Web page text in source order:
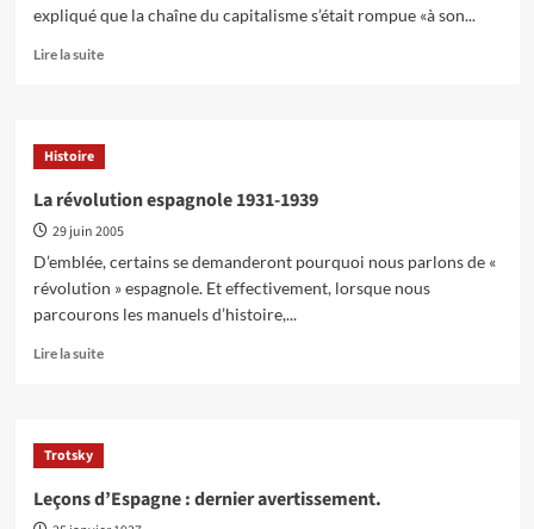
M-
15
expliqué que la chaîne du capitalisme s’était rompue «à son...
Lire la suiteEn
La
Histoire
La révolution espagnole 1931-1939
29 juin 2005
D’emblée, certains se demanderont pourquoi nous parlons de «
révolution » espagnole. Et effectivement, lorsque nous
parcourons les manuels d’histoire,...
Lire la suiteEn
La
1931-
Trotsky
Leçons d’Espagne : dernier avertissement.